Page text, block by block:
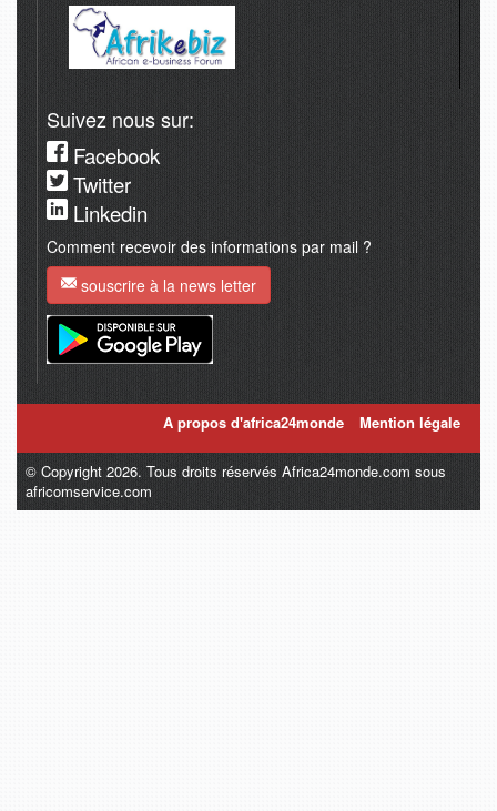
Suivez nous sur:
Facebook
Twitter
Linkedin
Comment recevoir des informations par mail ?
souscrire à la news letter
A propos d'africa24monde Mention légale
© Copyright 2026. Tous droits réservés Africa24monde.com sous
africomservice.com